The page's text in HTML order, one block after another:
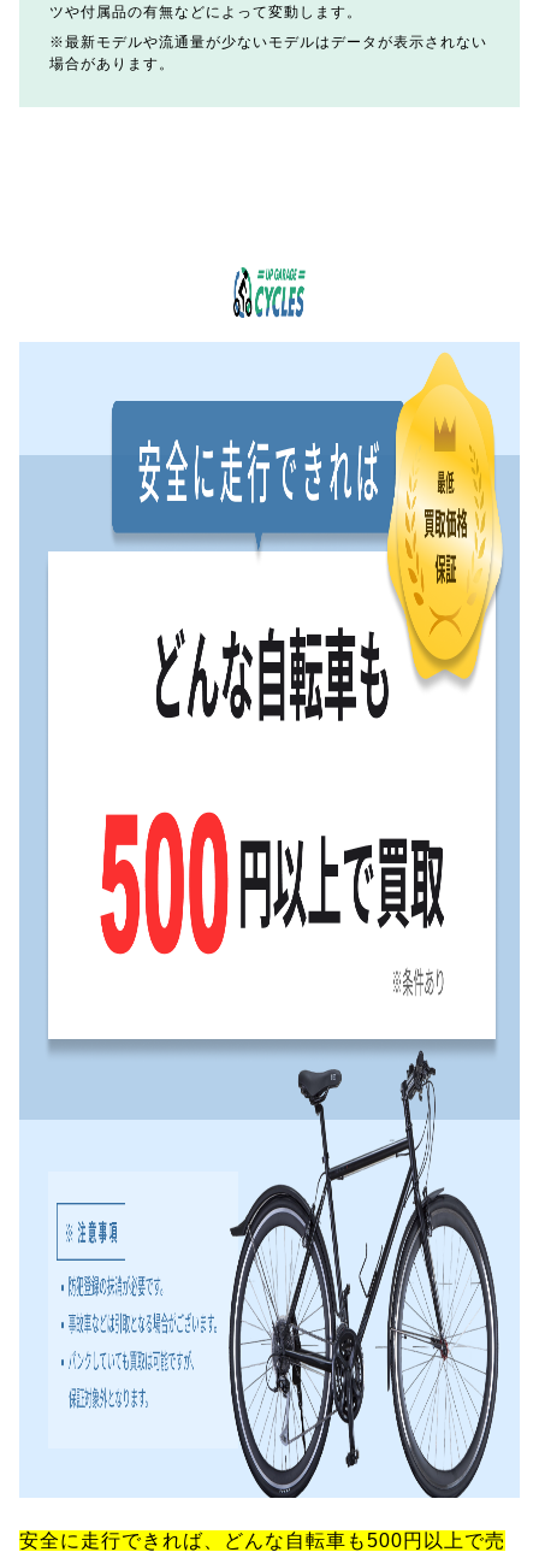
ツや付属品の有無などによって変動します。
最新モデルや流通量が少ないモデルはデータが表示されない
場合があります。
安全に走行できれば、どんな自転車も500円以上で売